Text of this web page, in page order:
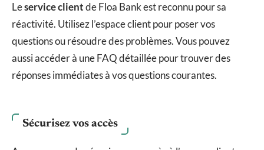
Leservice clientde Floa Bank est reconnu pour sa
réactivité. Utilisez l’espace client pour poser vos
questions ou résoudre des problèmes. Vous pouvez
aussi accéder à une FAQ détaillée pour trouver des
réponses immédiates à vos questions courantes.
Sécurisez vos accès